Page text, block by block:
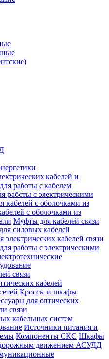
кабелей и
работы с кабелем
работы с электрическими
кабелей с оболочками из
с оболочками из
Муфты для кабелей связи
силовых кабелей
электрических кабелей связи
работы с электрическими
связи
кабелей
Кроссы и шкафы
для оптических
связи
кабельных систем
Источники питания и
Компоненты СКС Шкафы
дорожным движением АСУДД